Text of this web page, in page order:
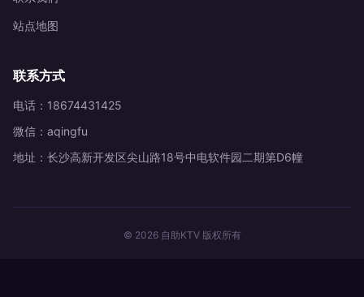
站点地图
联系方式
电话：18674431425
微信：aqingfu
地址：长沙高新开发区尖山路18号中电软件园二期第D6幢
© 2026 自助KTV 版权所有